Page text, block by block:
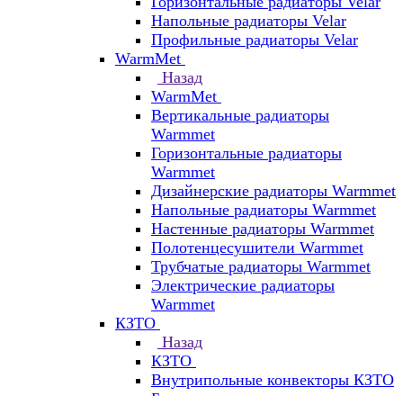
Напольные радиаторы Velar
Профильные радиаторы Velar
WarmMet
Назад
WarmMet
Вертикальные радиаторы
Warmmet
Горизонтальные радиаторы
Warmmet
Дизайнерские радиаторы Warmmet
Напольные радиаторы Warmmet
Настенные радиаторы Warmmet
Полотенцесушители Warmmet
Трубчатые радиаторы Warmmet
Электрические радиаторы
Warmmet
КЗТО
Назад
КЗТО
Внутрипольные конвекторы КЗТО